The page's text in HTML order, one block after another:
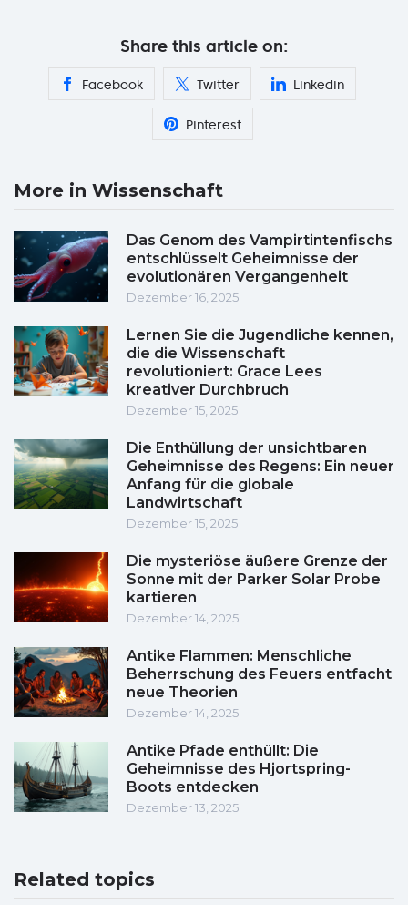
Share this article on:
Facebook Twitter Linkedin
Pinterest
More in Wissenschaft
Das Genom des Vampirtintenfischs
entschlüsselt Geheimnisse der
evolutionären Vergangenheit
Dezember 16, 2025
Lernen Sie die Jugendliche kennen,
die die Wissenschaft
revolutioniert: Grace Lees
kreativer Durchbruch
Dezember 15, 2025
Die Enthüllung der unsichtbaren
Geheimnisse des Regens: Ein neuer
Anfang für die globale
Landwirtschaft
Dezember 15, 2025
Die mysteriöse äußere Grenze der
Sonne mit der Parker Solar Probe
kartieren
Dezember 14, 2025
Antike Flammen: Menschliche
Beherrschung des Feuers entfacht
neue Theorien
Dezember 14, 2025
Antike Pfade enthüllt: Die
Geheimnisse des Hjortspring-
Boots entdecken
Dezember 13, 2025
Related topics